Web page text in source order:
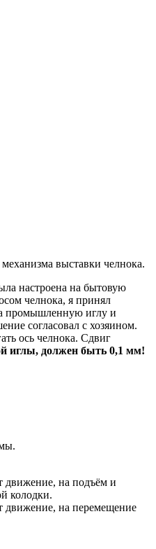
выставки челнока.
настроена на бытовую
челнока, я принял
промышленную иглу и
согласовал с хозяином.
ось челнока. Сдвиг
иглы, должен быть 0,1 мм!
движение, на подъём и
колодки.
движение, на перемещение